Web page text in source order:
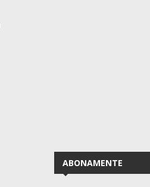
ABONAMENTE